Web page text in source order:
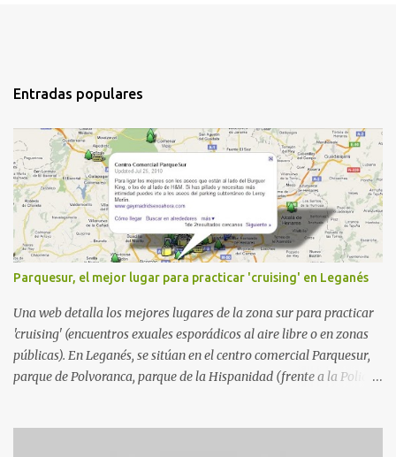
Entradas populares
Parquesur, el mejor lugar para practicar 'cruising' en Leganés
Una web detalla los mejores lugares de la zona sur para practicar
'cruising' (encuentros exuales esporádicos al aire libre o en zonas
públicas). En Leganés, se sitúan en el centro comercial Parquesur,
parque de Polvoranca, parque de la Hispanidad (frente a la Policía